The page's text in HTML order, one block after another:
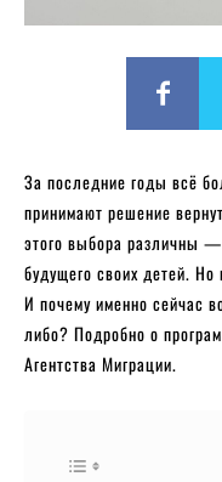
За последние годы всё
принимают решение
этого выбора различны —
будущего своих детей. Но
И почему именно сейчас
либо? Подробно о
Агентства Миграции.